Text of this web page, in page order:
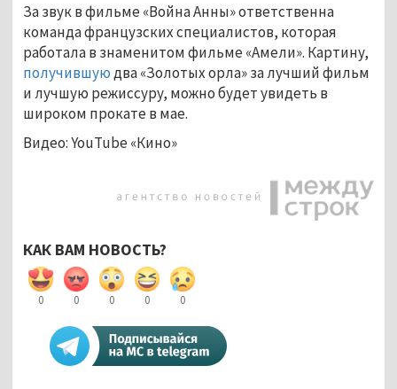
За звук в фильме «Война Анны» ответственна
команда французских специалистов, которая
работала в знаменитом фильме «Амели». Картину,
получившуюдва «Золотых орла» за лучший фильм
и лучшую режиссуру, можно будет увидеть в
широком прокате в мае.
Видео: YouTube «Кино»
КАК ВАМ НОВОСТЬ?
0 0 0 0 0